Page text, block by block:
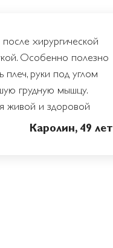
хирургической
Особенно полезно
руки под углом
грудную мышцу.
живой и здоровой
Каролин, 49 лет